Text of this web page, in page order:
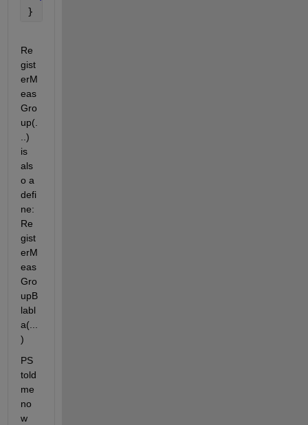
}
Re
gist
erM
eas
Gro
up(.
..)
is
als
o a
defi
ne:
Re
gist
erM
eas
Gro
upB
labl
a(...
)
PS
told
me
no
w